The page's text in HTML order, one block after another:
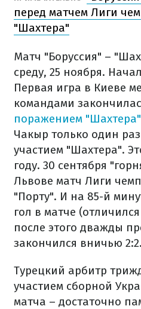
перед матчем Лиги
"Шахтера"
Матч "Боруссия" –
среду, 25 ноября.
Первая игра в Киеве
командами
поражением
Чакыр только один
участием "Шахтера".
году. 30 сентября
Львове матч Лиги
"Порту". И на 85-й
гол в матче
после этого дважды
закончился вничью 2:2.
Турецкий арбитр
участием сборной
матча – достаточно